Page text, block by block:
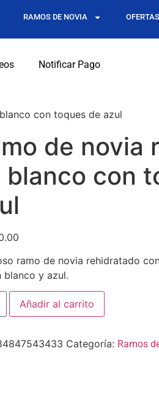
RAMOS DE NOVIA OFERTAS
Notificar Pago
con toques de azul
de novia
blanco con
ramo de novia rehidratado
blanco y azul.
Añadir al carrito
Categoría: Ramos